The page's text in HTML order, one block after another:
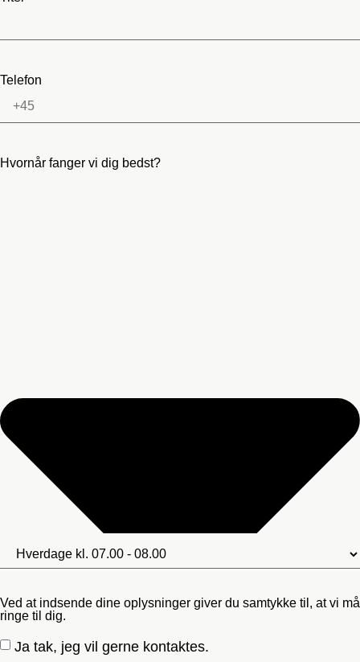
Telefon
Hvornår fanger vi dig bedst?
Ved at indsende dine oplysninger giver du samtykke til, at vi må
ringe til dig.
Ja tak, jeg vil gerne kontaktes.